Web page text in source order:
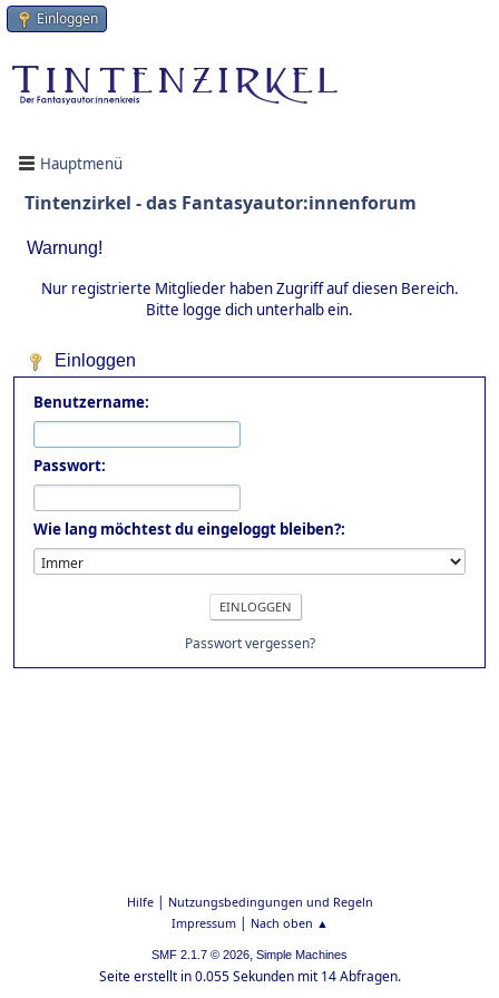
Einloggen
Hauptmenü
Tintenzirkel - das Fantasyautor:innenforum
Warnung!
Nur registrierte Mitglieder haben Zugriff auf diesen Bereich.
Bitte logge dich unterhalb ein.
Einloggen
Benutzername:
Passwort:
Wie lang möchtest du eingeloggt bleiben?:
Passwort vergessen?
Hilfe| Nutzungsbedingungen und Regeln
Impressum| Nach oben ▲
SMF 2.1.7 © 2026, Simple Machines
Seite erstellt in 0.055 Sekunden mit 14 Abfragen.